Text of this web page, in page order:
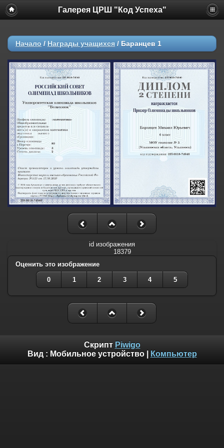
Галерея ЦРШ "Код Успеха"
Начало / Награды учащихся / Баранцев 1
id изображения
18379
Оценить это изображение
0 1 2 3 4 5
Скрипт Piwigo
Вид : Мобильное устройство| Компьютер